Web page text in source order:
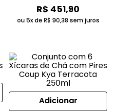
R$ 451,90
ou 5x de R$ 90,38 sem juros
Adicionar